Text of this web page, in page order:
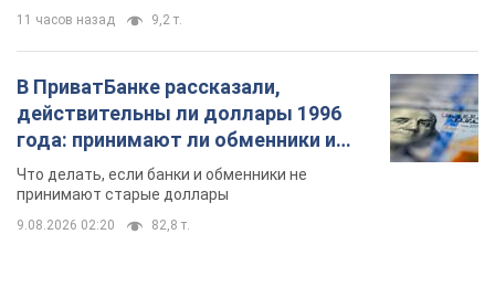
11 часов назад 9,2 т.
В ПриватБанке рассказали,
действительны ли доллары 1996
года: принимают ли обменники и
банки такие купюры
Что делать, если банки и обменники не
принимают старые доллары
9.08.2026 02:20 82,8 т.